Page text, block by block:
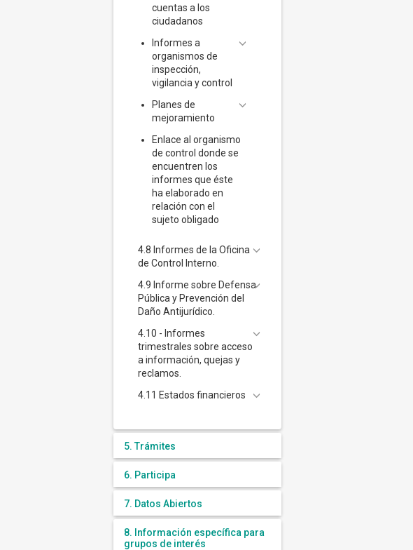
cuentas a los
ciudadanos
Informes a
organismos de
inspección,
vigilancia y control
Planes de
mejoramiento
Enlace al organismo
de control donde se
encuentren los
informes que éste
ha elaborado en
relación con el
sujeto obligado
4.8 Informes de la Oficina
de Control Interno.
4.9 Informe sobre Defensa
Pública y Prevención del
Daño Antijurídico.
4.10 - Informes
trimestrales sobre acceso
a información, quejas y
reclamos.
4.11 Estados financieros
5. Trámites
6. Participa
7. Datos Abiertos
8. Información específica para
grupos de interés